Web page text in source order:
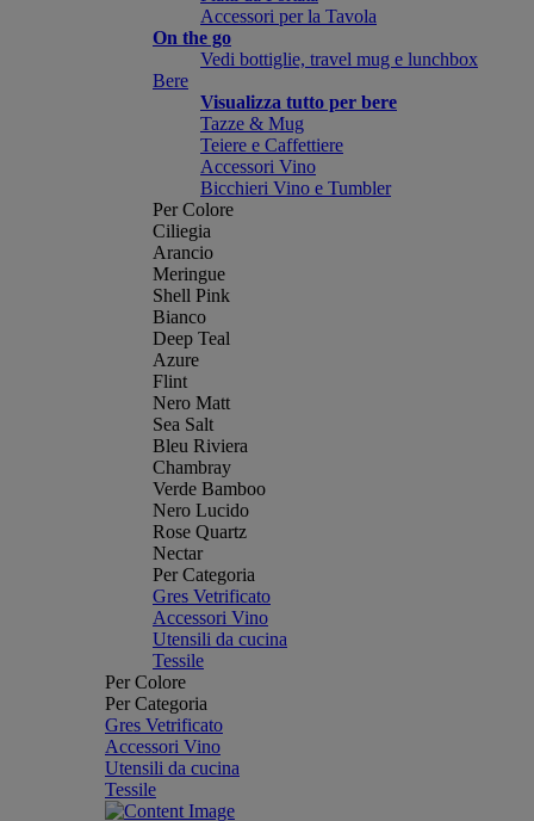
Accessori per la Tavola
On the go
Vedi bottiglie, travel mug e lunchbox
Bere
Visualizza tutto per bere
Tazze & Mug
Teiere e Caffettiere
Accessori Vino
Bicchieri Vino e Tumbler
Per Colore
Ciliegia
Arancio
Meringue
Shell Pink
Bianco
Deep Teal
Azure
Flint
Nero Matt
Sea Salt
Bleu Riviera
Chambray
Verde Bamboo
Nero Lucido
Rose Quartz
Nectar
Per Categoria
Gres Vetrificato
Accessori Vino
Utensili da cucina
Tessile
Per Colore
Per Categoria
Gres Vetrificato
Accessori Vino
Utensili da cucina
Tessile